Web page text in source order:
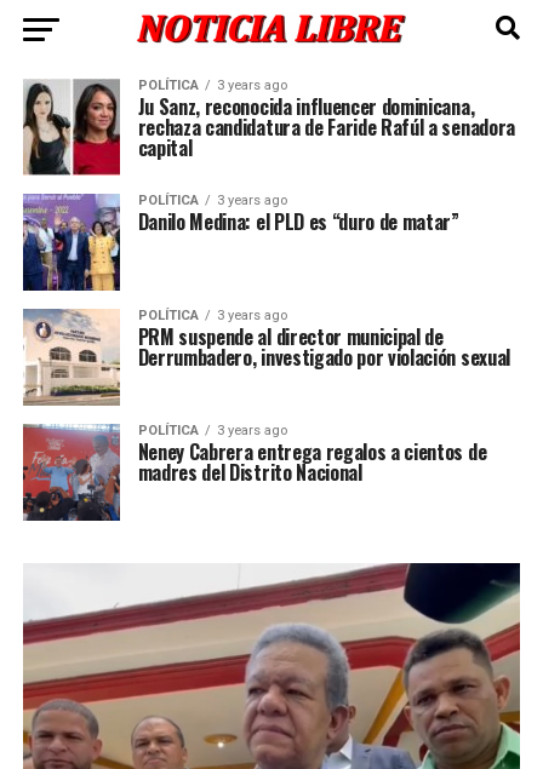
POLÍTICA 3 years ago
Ju Sanz, reconocida influencer dominicana,
rechaza candidatura de Faride Rafúl a senadora
capital
POLÍTICA 3 years ago
Danilo Medina: el PLD es “duro de matar”
POLÍTICA 3 years ago
PRM suspende al director municipal de
Derrumbadero, investigado por violación sexual
POLÍTICA 3 years ago
Neney Cabrera entrega regalos a cientos de
madres del Distrito Nacional